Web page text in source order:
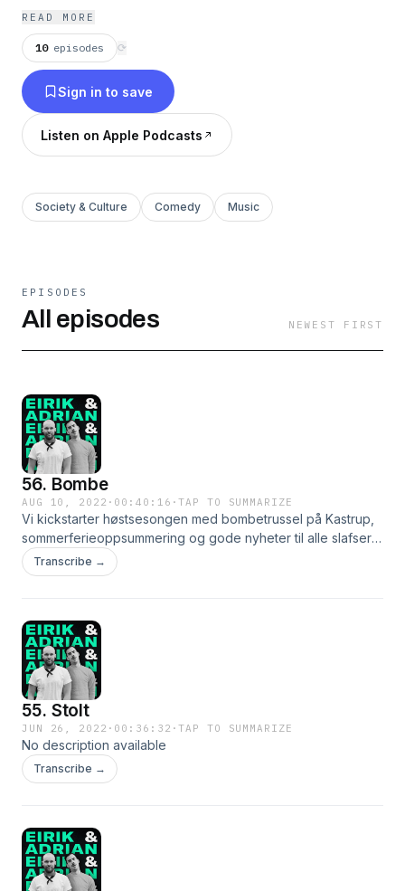
READ MORE
10 episodes ⟳
Sign in to save
Listen on Apple Podcasts
Society & Culture Comedy Music
EPISODES
All episodes NEWEST FIRST
56. Bombe
AUG 10, 2022 · 00:40:16 ·TAP TO SUMMARIZE
Vi kickstarter høstsesongen med bombetrussel på Kastrup,
sommerferieoppsummering og gode nyheter til alle slafsere
der ute.
Transcribe →
55. Stolt
JUN 26, 2022 · 00:36:32 ·TAP TO SUMMARIZE
No description available
Transcribe →